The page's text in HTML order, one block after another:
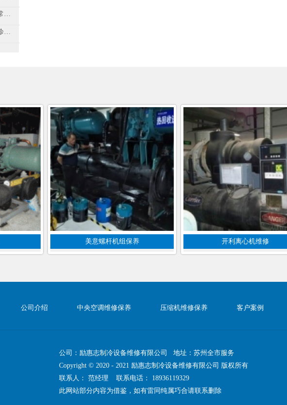
双螺杆空气压缩机的日常维护、维修及故障排除
苏州中央空调维修常见诊断故障的方法
美意螺杆机组保养 开利离心机维修
公司介绍 中央空调维修保养 压缩机维修保养
客户案例
公司：励惠志制冷设备维修有限公司 地址：苏州全市服务
Copyright © 2020 - 2021 励惠志制冷设备维修有限公司 版权所有
联系人： 范经理 联系电话： 18936119329
此网站部分内容为借鉴，如有雷同纯属巧合请联系删除